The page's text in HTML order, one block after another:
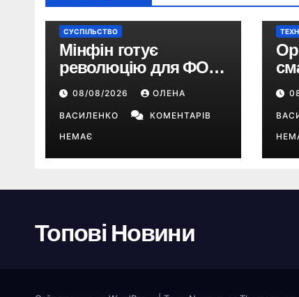
СУСПІЛЬСТВО
Мінфін готує
революцію для ФОП:
єдиний податок до
10%, ПДВ з 2028 року
та перегляд 2-ї групи
08/08/2026 ОЛЕНА
ВАСИЛЕНКО
КОМЕНТАРІВ
НЕМАЄ
Топові Новини